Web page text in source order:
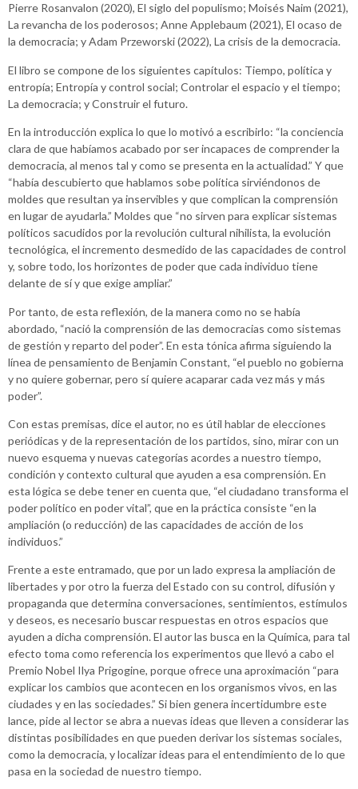
Pierre Rosanvalon (2020), El siglo del populismo; Moisés Naim (2021),
La revancha de los poderosos; Anne Applebaum (2021), El ocaso de
la democracia; y Adam Przeworski (2022), La crisis de la democracia.
El libro se compone de los siguientes capítulos: Tiempo, política y
entropía; Entropía y control social; Controlar el espacio y el tiempo;
La democracia; y Construir el futuro.
En la introducción explica lo que lo motivó a escribirlo: “la conciencia
clara de que habíamos acabado por ser incapaces de comprender la
democracia, al menos tal y como se presenta en la actualidad.” Y que
“había descubierto que hablamos sobe política sirviéndonos de
moldes que resultan ya inservibles y que complican la comprensión
en lugar de ayudarla.” Moldes que “no sirven para explicar sistemas
políticos sacudidos por la revolución cultural nihilista, la evolución
tecnológica, el incremento desmedido de las capacidades de control
y, sobre todo, los horizontes de poder que cada individuo tiene
delante de sí y que exige ampliar.”
Por tanto, de esta reflexión, de la manera como no se había
abordado, “nació la comprensión de las democracias como sistemas
de gestión y reparto del poder”. En esta tónica afirma siguiendo la
línea de pensamiento de Benjamin Constant, “el pueblo no gobierna
y no quiere gobernar, pero sí quiere acaparar cada vez más y más
poder”.
Con estas premisas, dice el autor, no es útil hablar de elecciones
periódicas y de la representación de los partidos, sino, mirar con un
nuevo esquema y nuevas categorías acordes a nuestro tiempo,
condición y contexto cultural que ayuden a esa comprensión. En
esta lógica se debe tener en cuenta que, “el ciudadano transforma el
poder político en poder vital”, que en la práctica consiste “en la
ampliación (o reducción) de las capacidades de acción de los
individuos.”
Frente a este entramado, que por un lado expresa la ampliación de
libertades y por otro la fuerza del Estado con su control, difusión y
propaganda que determina conversaciones, sentimientos, estímulos
y deseos, es necesario buscar respuestas en otros espacios que
ayuden a dicha comprensión. El autor las busca en la Química, para tal
efecto toma como referencia los experimentos que llevó a cabo el
Premio Nobel Ilya Prigogine, porque ofrece una aproximación “para
explicar los cambios que acontecen en los organismos vivos, en las
ciudades y en las sociedades.” Si bien genera incertidumbre este
lance, pide al lector se abra a nuevas ideas que lleven a considerar las
distintas posibilidades en que pueden derivar los sistemas sociales,
como la democracia, y localizar ideas para el entendimiento de lo que
pasa en la sociedad de nuestro tiempo.